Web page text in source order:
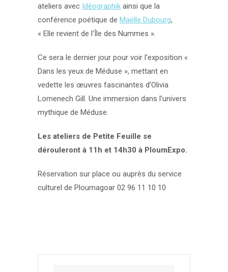
ateliers avec Idéographik ainsi que la
conférence poétique de Maëlle Dubourg,
« Elle revient de l’Île des Nummes ».
Ce sera le dernier jour pour voir l’exposition «
Dans les yeux de Méduse », mettant en
vedette les œuvres fascinantes d’Olivia
Lomenech Gill. Une immersion dans l’univers
mythique de Méduse.
Les ateliers de Petite Feuille se
dérouleront à 11h et 14h30 à PloumExpo.
Réservation sur place ou auprès du service
culturel de Ploumagoar 02 96 11 10 10